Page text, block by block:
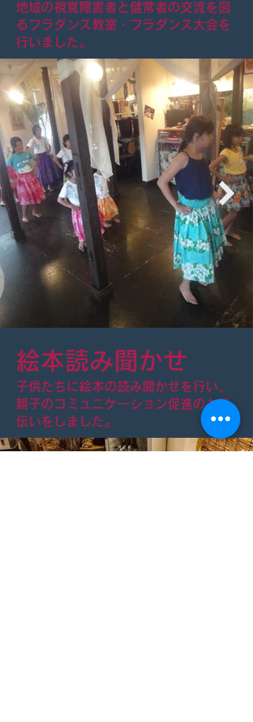
地域の視覚障害者と健常者の交流を図
るフラダンス教室・フラダンス大会を
行いました。
絵本読み聞かせ
子供たちに絵本の読み聞かせを行い、
親子のコミュニケーション促進のお手
伝いをしました。